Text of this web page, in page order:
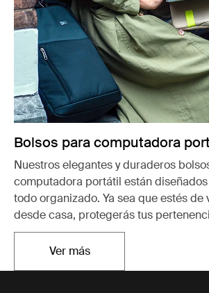
Bolsos para computadora
Nuestros elegantes y duraderos
computadora portátil están
todo organizado. Ya sea que estés
desde casa, protegerás tus
Ver másSe abre en una nueva